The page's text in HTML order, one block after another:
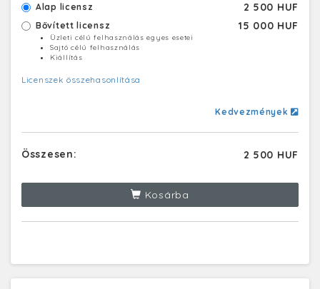
Alap licensz 2 500 HUF
Bővített licensz 15 000 HUF
Üzleti célú felhasználás egyes esetei
Sajtó célú felhasználás
Kiállítás
Licenszek összehasonlítása
Kedvezmények
Összesen: 2 500 HUF
Kosárba